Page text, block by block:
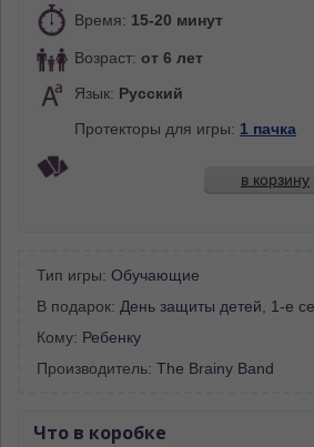
Время: 15-20 минут
Возраст: от 6 лет
Язык: Русский
Протекторы для игры: 1 пачка
в корзину
Тип игры: Обучающие
В подарок: День защиты детей, 1-е
Кому: Ребенку
Производитель: The Brainy Band
Что в коробке